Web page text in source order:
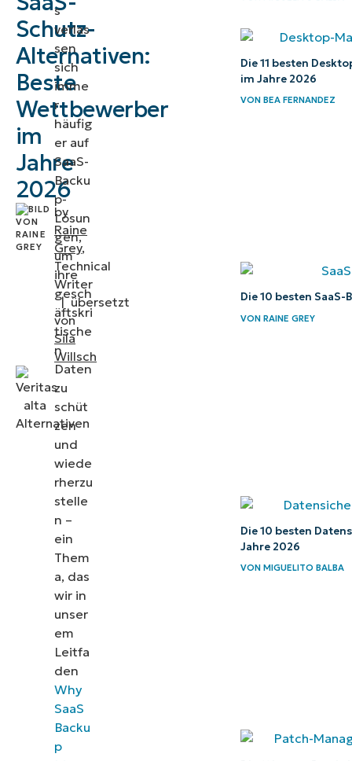
Schutz-
Alternativen:
Beste
Wettbewerber
im
Jahre
2026
by
Raine
Grey,
Technical
Writer
|übersetzt
von
Sila
Willsch
2. Veeam
Data
Platform
3. Druva
Data
Security
Cloud
Was sind
die
Alternativen
zu Veritas
Alta SaaS
Protection?
Suche
besten
Alternative
zu Veritas
Alta
s
verlas
sen
sich
imme
r
häufig
er auf
SaaS-
Backu
p-
Lösun
gen,
um
ihre
gesch
äftskri
tische
n
Daten
zu
schüt
zen
und
wiede
rherzu
stelle
n –
ein
Them
a, das
wir in
unser
em
Leitfa
den
Why
SaaS
Backu
p
Die 11 besten
im Jahre 2026
VON BEA FERNANDEZ
Die 10 besten
VON RAINE GREY
Die 10 besten
Jahre 2026
VON MIGUELITO BALBA